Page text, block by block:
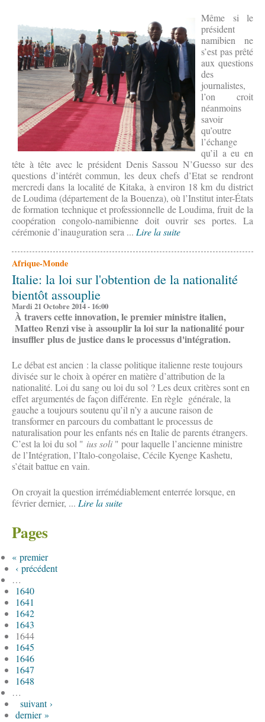
Même si le
président
namibien ne
s’est pas prêté
aux questions
des
journalistes,
l’on croit
néanmoins
savoir
qu’outre
l’échange
qu’il a eu en
tête à tête avec le président Denis Sassou N’Guesso sur des
questions d’intérêt commun, les deux chefs d’Etat se rendront
mercredi dans la localité de Kitaka, à environ 18 km du district
de Loudima (département de la Bouenza), où l’Institut inter-États
de formation technique et professionnelle de Loudima, fruit de la
coopération congolo-namibienne doit ouvrir ses portes. La
cérémonie d’inauguration sera ... Lire la suite
Afrique-Monde
Italie: la loi sur l'obtention de la nationalité
bientôt assouplie
Mardi 21 Octobre 2014 - 16:00
À travers cette innovation, le premier ministre italien,
Matteo Renzi vise à assouplir la loi sur la nationalité pour
insuffler plus de justice dans le processus d'intégration.
Le débat est ancien : la classe politique italienne reste toujours
divisée sur le choix à opérer en matière d’attribution de la
nationalité. Loi du sang ou loi du sol ? Les deux critères sont en
effet argumentés de façon différente. En règle générale, la
gauche a toujours soutenu qu’il n’y a aucune raison de
transformer en parcours du combattant le processus de
naturalisation pour les enfants nés en Italie de parents étrangers.
C’est la loi du sol " ius soli" pour laquelle l’ancienne ministre
de l’Intégration, l’Italo-congolaise, Cécile Kyenge Kashetu,
s’était battue en vain.
On croyait la question irrémédiablement enterrée lorsque, en
février dernier, ... Lire la suite
Pages
« premier
‹ précédent
…
1640
1641
1642
1643
1644
1645
1646
1647
1648
…
suivant ›
dernier »